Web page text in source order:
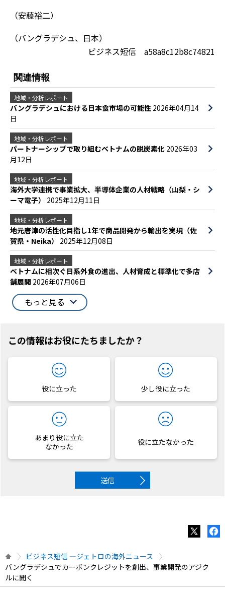
（安藤裕二）
（バングラデシュ、日本）
ビジネス短信 a58a8c12b8c74821
関連情報
地域・分析レポート
バングラデシュにおける日本食市場の可能性 2026年04月14
日
地域・分析レポート
パートナーシップで取り組むベトナムの脱炭素化 2026年03
月12日
地域・分析レポート
海外大学連携で事業拡大、半導体企業の人材戦略（山梨・シ
ーマ電子） 2025年12月11日
地域・分析レポート
地元唐津の活性化目指し1年で商品開発から輸出を実現（佐
賀県・Neika） 2025年12月08日
地域・分析レポート
ベトナムに相次ぐ日系外食の進出、人材育成と標準化で多店
舗展開 2026年07月06日
もっと見る
この情報はお役にたちましたか？
役に立った 少し役に立った
あまり役に立た
なかった
役に立たなかった
送信
ビジネス短信 ―ジェトロの海外ニュース
バングラデシュでカーボンクレジットを創出、事業開発のアジク
ルに聞く